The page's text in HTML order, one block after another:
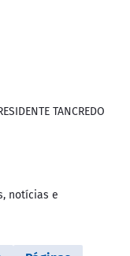
TANCREDO
notícias e